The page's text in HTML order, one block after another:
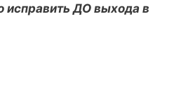
исправить ДО выхода в